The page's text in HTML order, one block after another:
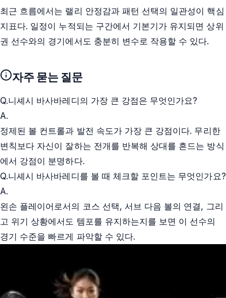
최근 흐름에서는 랠리 안정감과 패턴 선택의 일관성이 핵심
지표다. 일정이 누적되는 구간에서 기본기가 유지되면 상위
권 선수와의 경기에서도 충분히 변수로 작용할 수 있다.
자주 묻는 질문
Q.니셰시 바사바레디의 가장 큰 강점은 무엇인가요?
A.
정제된 볼 컨트롤과 발전 속도가 가장 큰 강점이다. 무리한
변칙보다 자신이 잘하는 전개를 반복해 상대를 흔드는 방식
에서 강점이 분명하다.
Q.니셰시 바사바레디를 볼 때 체크할 포인트는 무엇인가요?
A.
왼손 플레이어로서의 코스 선택, 서브 다음 볼의 연결, 그리
고 위기 상황에서도 템포를 유지하는지를 보면 이 선수의
경기 수준을 빠르게 파악할 수 있다.